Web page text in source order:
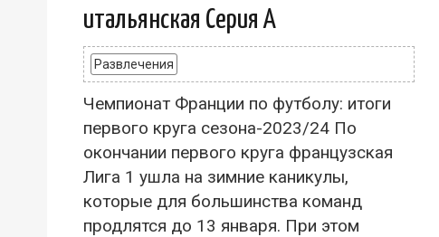
итальянская Серия А
Развлечения
Чемпионат Франции по футболу: итоги
первого круга сезона-2023/24 По
окончании первого круга французская
Лига 1 ушла на зимние каникулы,
которые для большинства команд
продлятся до 13 января. При этом